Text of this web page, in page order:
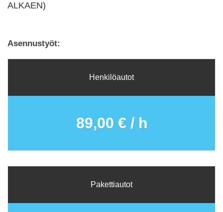
ALKAEN)
Asennustyöt:
Henkilöautot
89,00 € / h
Pakettiautot